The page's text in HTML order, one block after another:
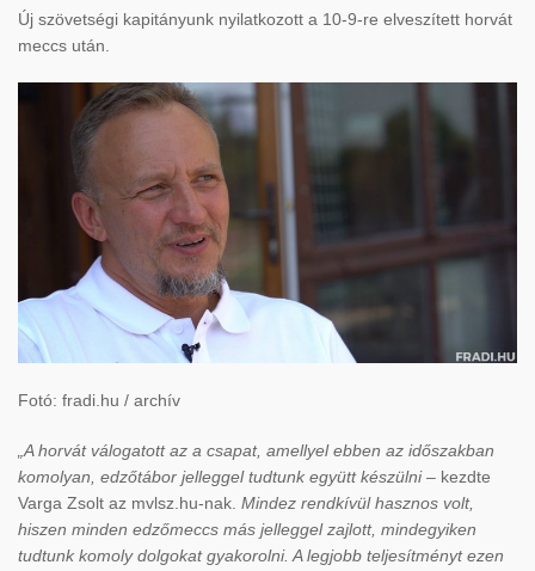
Új szövetségi kapitányunk nyilatkozott a 10-9-re elveszített horvát
meccs után.
Fotó: fradi.hu / archív
„A horvát válogatott az a csapat, amellyel ebben az időszakban
komolyan, edzőtábor jelleggel tudtunk együtt készülni – kezdte
Varga Zsolt az mvlsz.hu-nak. Mindez rendkívül hasznos volt,
hiszen minden edzőmeccs más jelleggel zajlott, mindegyiken
tudtunk komoly dolgokat gyakorolni. A legjobb teljesítményt ezen